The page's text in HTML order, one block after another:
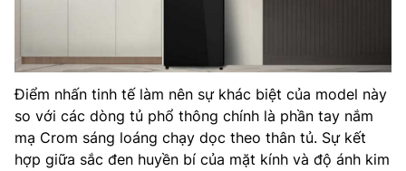
Điểm nhấn tinh tế làm nên sự khác biệt của model này
so với các dòng tủ phổ thông chính là phần tay nắm
mạ Crom sáng loáng chạy dọc theo thân tủ. Sự kết
hợp giữa sắc đen huyền bí của mặt kính và độ ánh kim